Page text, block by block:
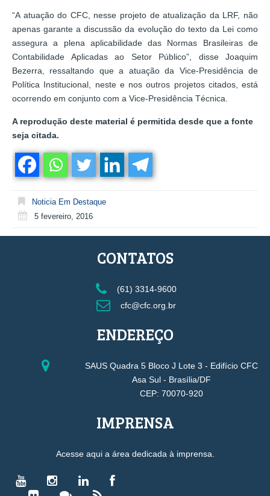
“A atuação do CFC, nesse projeto de atualização da LRF, não
apenas garante a discussão da evolução do texto da Lei como
assegura a plena aplicabilidade das Normas Brasileiras de
Contabilidade Aplicadas ao Setor Público”, disse Joaquim
Bezerra, ressaltando que a atuação da Vice-Presidência de
Política Institucional, neste e nos outros projetos citados, está
ocorrendo em conjunto com a Vice-Presidência Técnica.
A reprodução deste material é permitida desde que a fonte
seja citada.
Noticia Em Destaque
5 fevereiro, 2016
CONTATOS
(61) 3314-9600
cfc@cfc.org.br
ENDEREÇO
SAUS Quadra 5 Bloco J Lote 3 - Edifício CFC
Asa Sul - Brasília/DF
CEP: 70070-920
IMPRENSA
Acesse aqui a área dedicada à imprensa.